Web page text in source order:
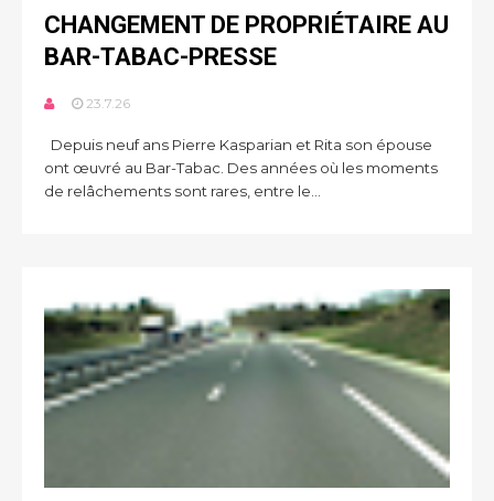
CHANGEMENT DE PROPRIÉTAIRE AU
BAR-TABAC-PRESSE
23.7.26
Depuis neuf ans Pierre Kasparian et Rita son épouse
ont œuvré au Bar-Tabac. Des années où les moments
de relâchements sont rares, entre le...